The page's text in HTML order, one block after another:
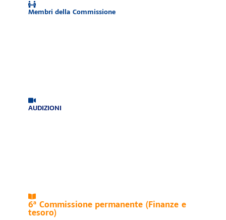
Membri della Commissione
AUDIZIONI
6ª Commissione permanente (Finanze e
tesoro)